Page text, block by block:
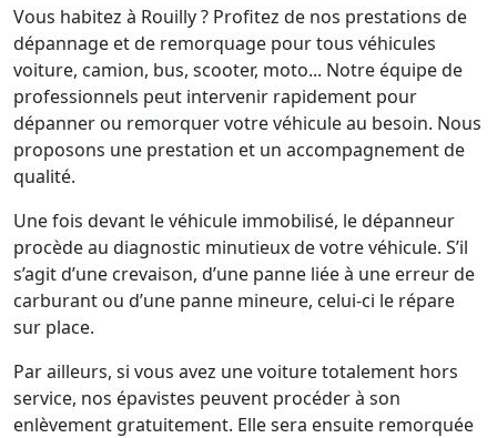
Vous habitez à Rouilly ? Profitez de nos prestations de
dépannage et de remorquage pour tous véhicules
voiture, camion, bus, scooter, moto... Notre équipe de
professionnels peut intervenir rapidement pour
dépanner ou remorquer votre véhicule au besoin. Nous
proposons une prestation et un accompagnement de
qualité.
Une fois devant le véhicule immobilisé, le dépanneur
procède au diagnostic minutieux de votre véhicule. S’il
s’agit d’une crevaison, d’une panne liée à une erreur de
carburant ou d’une panne mineure, celui-ci le répare
sur place.
Par ailleurs, si vous avez une voiture totalement hors
service, nos épavistes peuvent procéder à son
enlèvement gratuitement. Elle sera ensuite remorquée